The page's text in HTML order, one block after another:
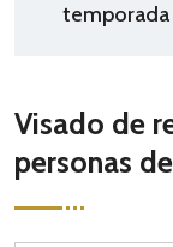
temporada
Visado de
personas